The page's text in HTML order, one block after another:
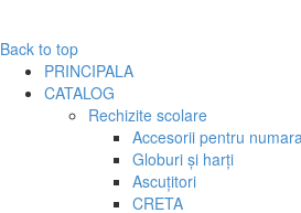
Back to top
PRINCIPALA
CATALOG
Rechizite scolare
Accesorii pentru
Globuri și harți
Ascuțitori
CRETA